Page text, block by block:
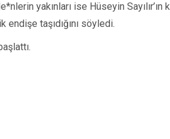
yakınları ise Hüseyin
endişe taşıdığını söyledi.